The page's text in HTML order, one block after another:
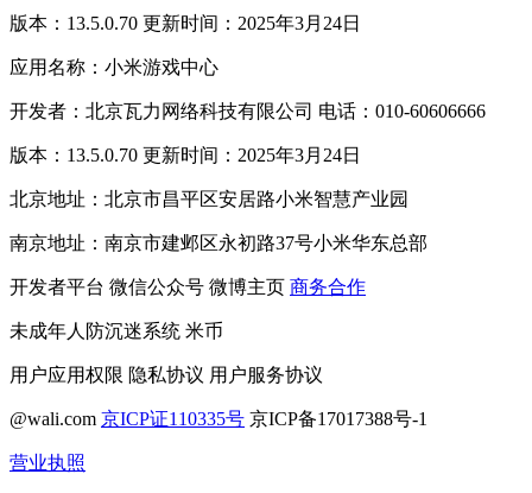
版本：13.5.0.70 更新时间：2025年3月24日
应用名称：小米游戏中心
开发者：北京瓦力网络科技有限公司 电话：010-60606666
版本：13.5.0.70 更新时间：2025年3月24日
北京地址：北京市昌平区安居路小米智慧产业园
南京地址：南京市建邺区永初路37号小米华东总部
开发者平台 微信公众号 微博主页 商务合作
未成年人防沉迷系统 米币
用户应用权限 隐私协议 用户服务协议
@wali.com 京ICP证110335号 京ICP备17017388号-1
营业执照